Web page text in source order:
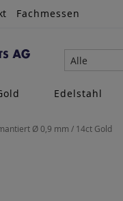
Fachmessen
Alle
Edelstahl
Ø 0,9 mm / 14ct Gold